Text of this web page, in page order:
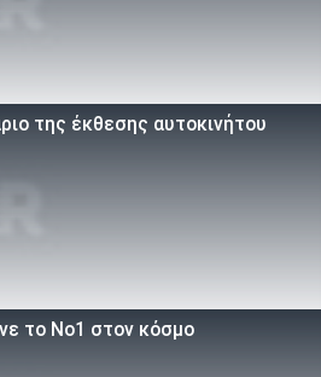
της έκθεσης αυτοκινήτου
το Νο1 στον κόσμο